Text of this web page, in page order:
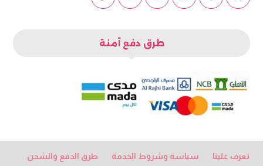
طرق دفع أمنة
تعرف علينا سياسة وشروط الخدمة طرق الدفع والشحن